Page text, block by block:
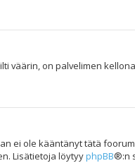
väärin, on palvelimen
ei ole kääntänyt tätä
Lisätietoja löytyyphpBB®:n